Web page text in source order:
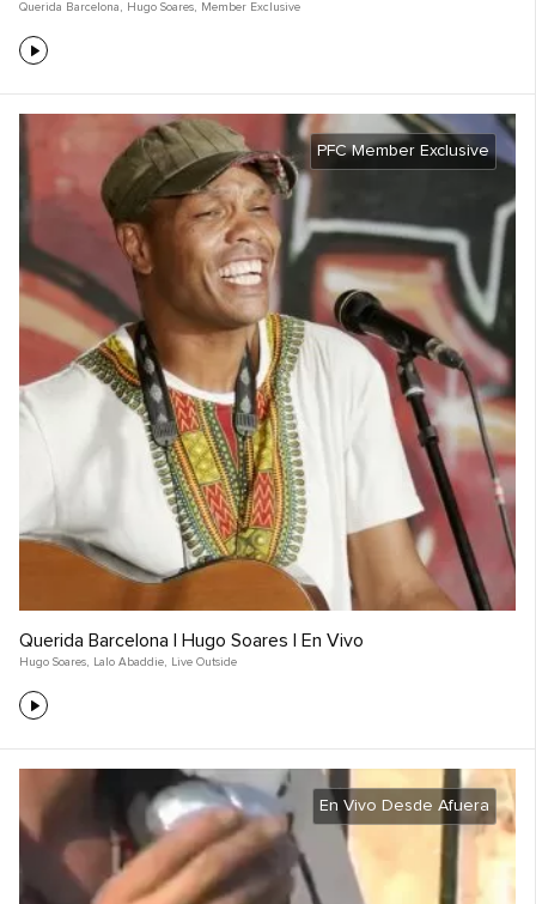
Querida Barcelona , Hugo Soares, Member Exclusive
PFC Member Exclusive
Querida Barcelona | Hugo Soares | En Vivo
Hugo Soares, Lalo Abaddie, Live Outside
En Vivo Desde Afuera